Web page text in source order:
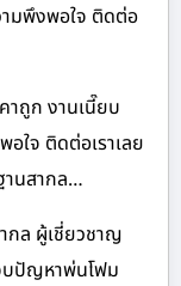
มพึงพอใจ ติดต่อ
าถูก งานเนี๊ยบ
ใจ ติดต่อเราเลย
นสากล…
กล ผู้เชี่ยวชาญ
ปัญหาพ่นโฟม